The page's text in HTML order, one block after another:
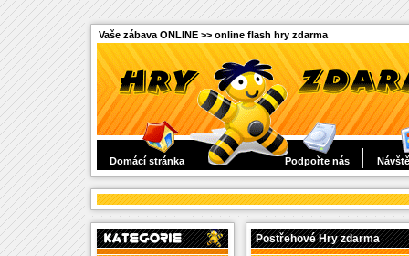
Vaše zábava ONLINE >> online flash hry zdarma
Domácí stránka Podpořte nás
Postřehové Hry zdarma